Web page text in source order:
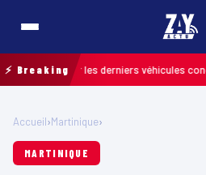
⚡ Breakingles derniers véhicules concernés
Accueil›Martinique›
MARTINIQUE